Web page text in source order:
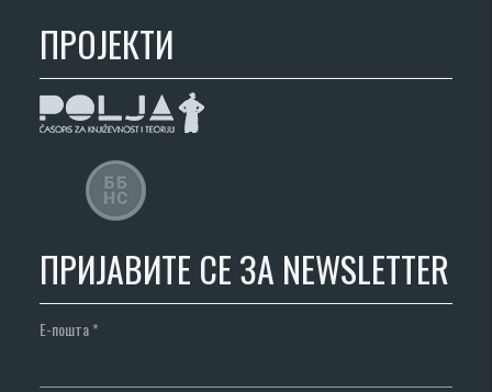
ПРОЈЕКТИ
ПРИЈАВИТЕ СЕ ЗА NEWSLETTER
Е-пошта*